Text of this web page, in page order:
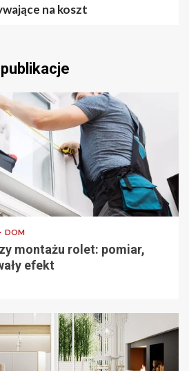
na koszt
DOM
montażu rolet: pomiar,
efekt